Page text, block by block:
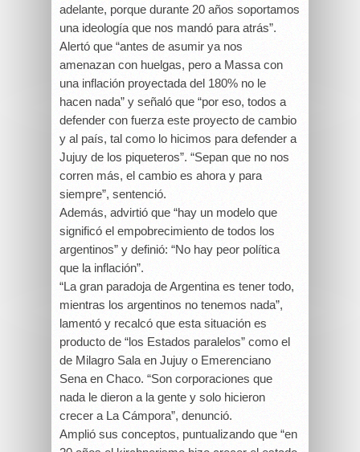
adelante, porque durante 20 años soportamos
una ideología que nos mandó para atrás”.
Alertó que “antes de asumir ya nos
amenazan con huelgas, pero a Massa con
una inflación proyectada del 180% no le
hacen nada” y señaló que “por eso, todos a
defender con fuerza este proyecto de cambio
y al país, tal como lo hicimos para defender a
Jujuy de los piqueteros”. “Sepan que no nos
corren más, el cambio es ahora y para
siempre”, sentenció.
Además, advirtió que “hay un modelo que
significó el empobrecimiento de todos los
argentinos” y definió: “No hay peor política
que la inflación”.
“La gran paradoja de Argentina es tener todo,
mientras los argentinos no tenemos nada”,
lamentó y recalcó que esta situación es
producto de “los Estados paralelos” como el
de Milagro Sala en Jujuy o Emerenciano
Sena en Chaco. “Son corporaciones que
nada le dieron a la gente y solo hicieron
crecer a La Cámpora”, denunció.
Amplió sus conceptos, puntualizando que “en